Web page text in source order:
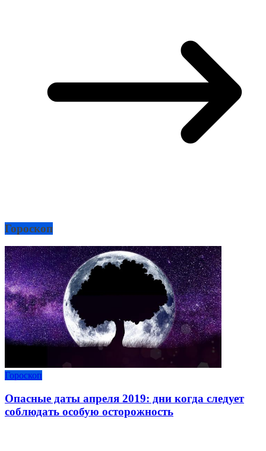
Гороскоп
Гороскоп
Опасные даты апреля 2019: дни когда следует
соблюдать особую осторожность